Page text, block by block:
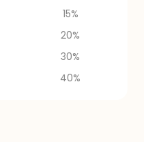
15%
20%
30%
40%